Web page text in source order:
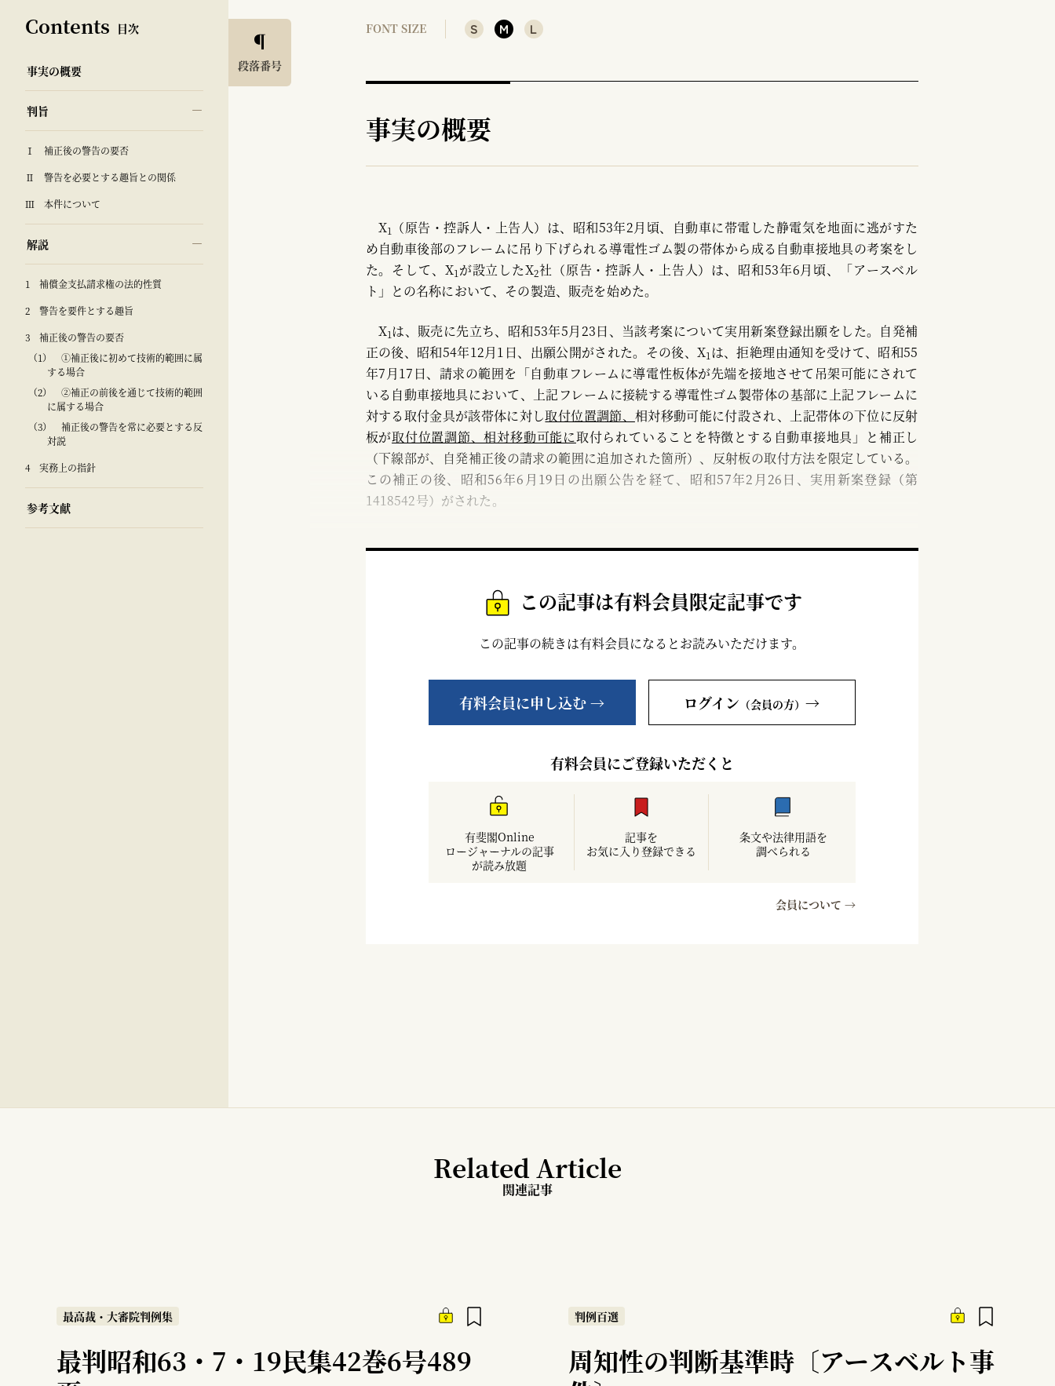
参考文献
段落番号
Contents 目次
事実の概要
判旨
Ⅰ 補正後の警告の要否
Ⅱ 警告を必要とする趣旨との関係
Ⅲ 本件について
解説
1 補償金支払請求権の法的性質
2 警告を要件とする趣旨
3 補正後の警告の要否
（1） ①補正後に初めて技術的範囲に属
する場合
（2） ②補正の前後を通じて技術的範囲
に属する場合
（3） 補正後の警告を常に必要とする反
対説
4 実務上の指針
参考文献
FONT SIZE S M L
事実の概要
X1
（原告・控訴人・上告人）は、昭和53年2月頃、自動車に帯電した静電気を地面に逃がすた
め自動車後部のフレームに吊り下げられる導電性ゴム製の帯体から成る自動車接地具の考案をし
た。そして、X1 が設立したX2社（原告・控訴人・上告人）は、昭和53年6月頃、「アースベル
ト」との名称において、その製造、販売を始めた。
X1は、販売に先立ち、昭和53年5月23日、当該考案について実用新案登録出願をした。自発補
正の後、昭和54年12月1日、出願公開がされた。その後、X1 は、拒絶理由通知を受けて、昭和55
年7月17日、請求の範囲を「自動車フレームに導電性板体が先端を接地させて吊架可能にされて
いる自動車接地具において、上記フレームに接続する導電性ゴム製帯体の基部に上記フレームに
対する取付金具が該帯体に対し取付位置調節、 相対移動可能に付設され、上記帯体の下位に反射
板が取付位置調節、相対移動可能に取付られていることを特徴とする自動車接地具」と補正し
（下線部が、自発補正後の請求の範囲に追加された箇所）、反射板の取付方法を限定している。
この補正の後、昭和56年6月19日の出願公告を経て、昭和57年2月26日、実用新案登録（第
1418542号）がされた。
この記事は有料会員限定記事です
この記事の続きは有料会員になるとお読みいただけます。
有料会員に申し込む → ログイン （会員の方） →
有料会員にご登録いただくと
有斐閣Online
ロージャーナルの記事
が読み放題
記事を
お気に入り登録できる
条文や法律用語を
調べられる
会員について →
Related Article
関連記事
最高裁・大審院判例集
最判昭和63・7・19民集42巻6号489
判例百選
周知性の判断基準時〔アースベルト事